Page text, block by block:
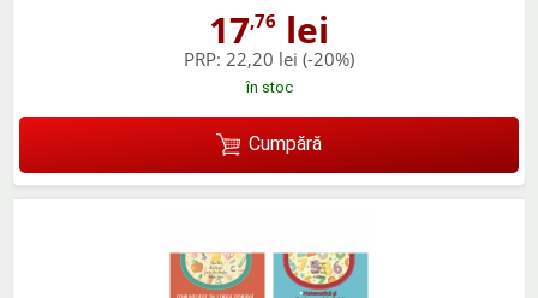
17,76 lei
PRP: 22,20 lei (-20%)
în stoc
Cumpără